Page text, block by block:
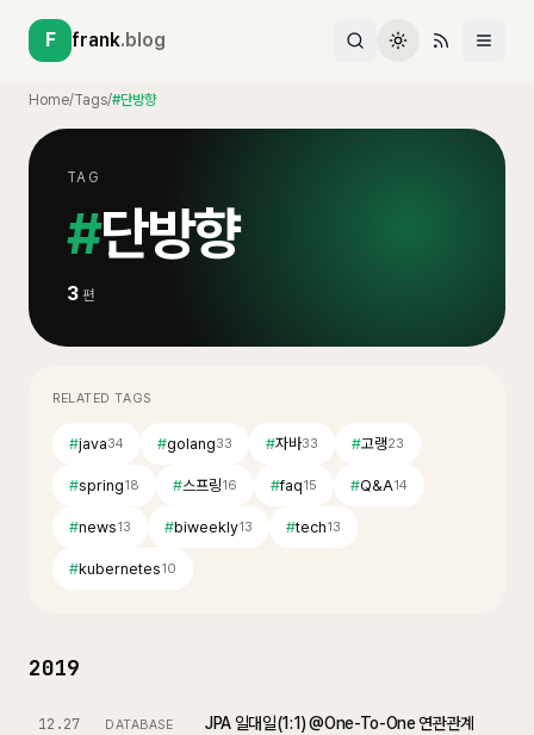
F frank.blog
Home/Tags/#단방향
TAG
#단방향
3 편
RELATED TAGS
#java34 #golang33 #자바33 #고랭23
#spring18 #스프링16 #faq15 #Q&A14
#news13 #biweekly13 #tech13
#kubernetes10
2019
12.27 DATABASE JPA 일대일(1:1) @One-To-One 연관관계